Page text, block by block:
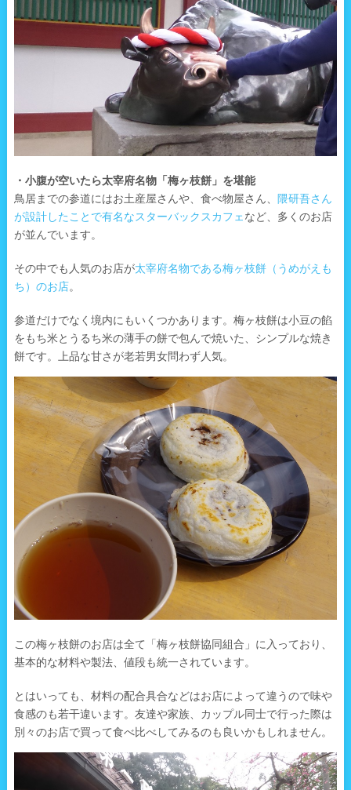
・小腹が空いたら太宰府名物「梅ヶ枝餅」を堪能
鳥居までの参道にはお土産屋さんや、食べ物屋さん、 隈研吾さん
が設計したことで有名なスターバックスカフェ など、多くのお店
が並んでいます。
その中でも人気のお店が太宰府名物である梅ヶ枝餅（うめがえも
ち）のお店。
参道だけでなく境内にもいくつかあります。梅ヶ枝餅は小豆の餡
をもち米とうるち米の薄手の餅で包んで焼いた、シンプルな焼き
餅です。上品な甘さが老若男女問わず人気。
この梅ヶ枝餅のお店は全て「梅ヶ枝餅協同組合」に入っており、
基本的な材料や製法、値段も統一されています。
とはいっても、材料の配合具合などはお店によって違うので味や
食感のも若干違います。友達や家族、カップル同士で行った際は
別々のお店で買って食べ比べしてみるのも良いかもしれません。